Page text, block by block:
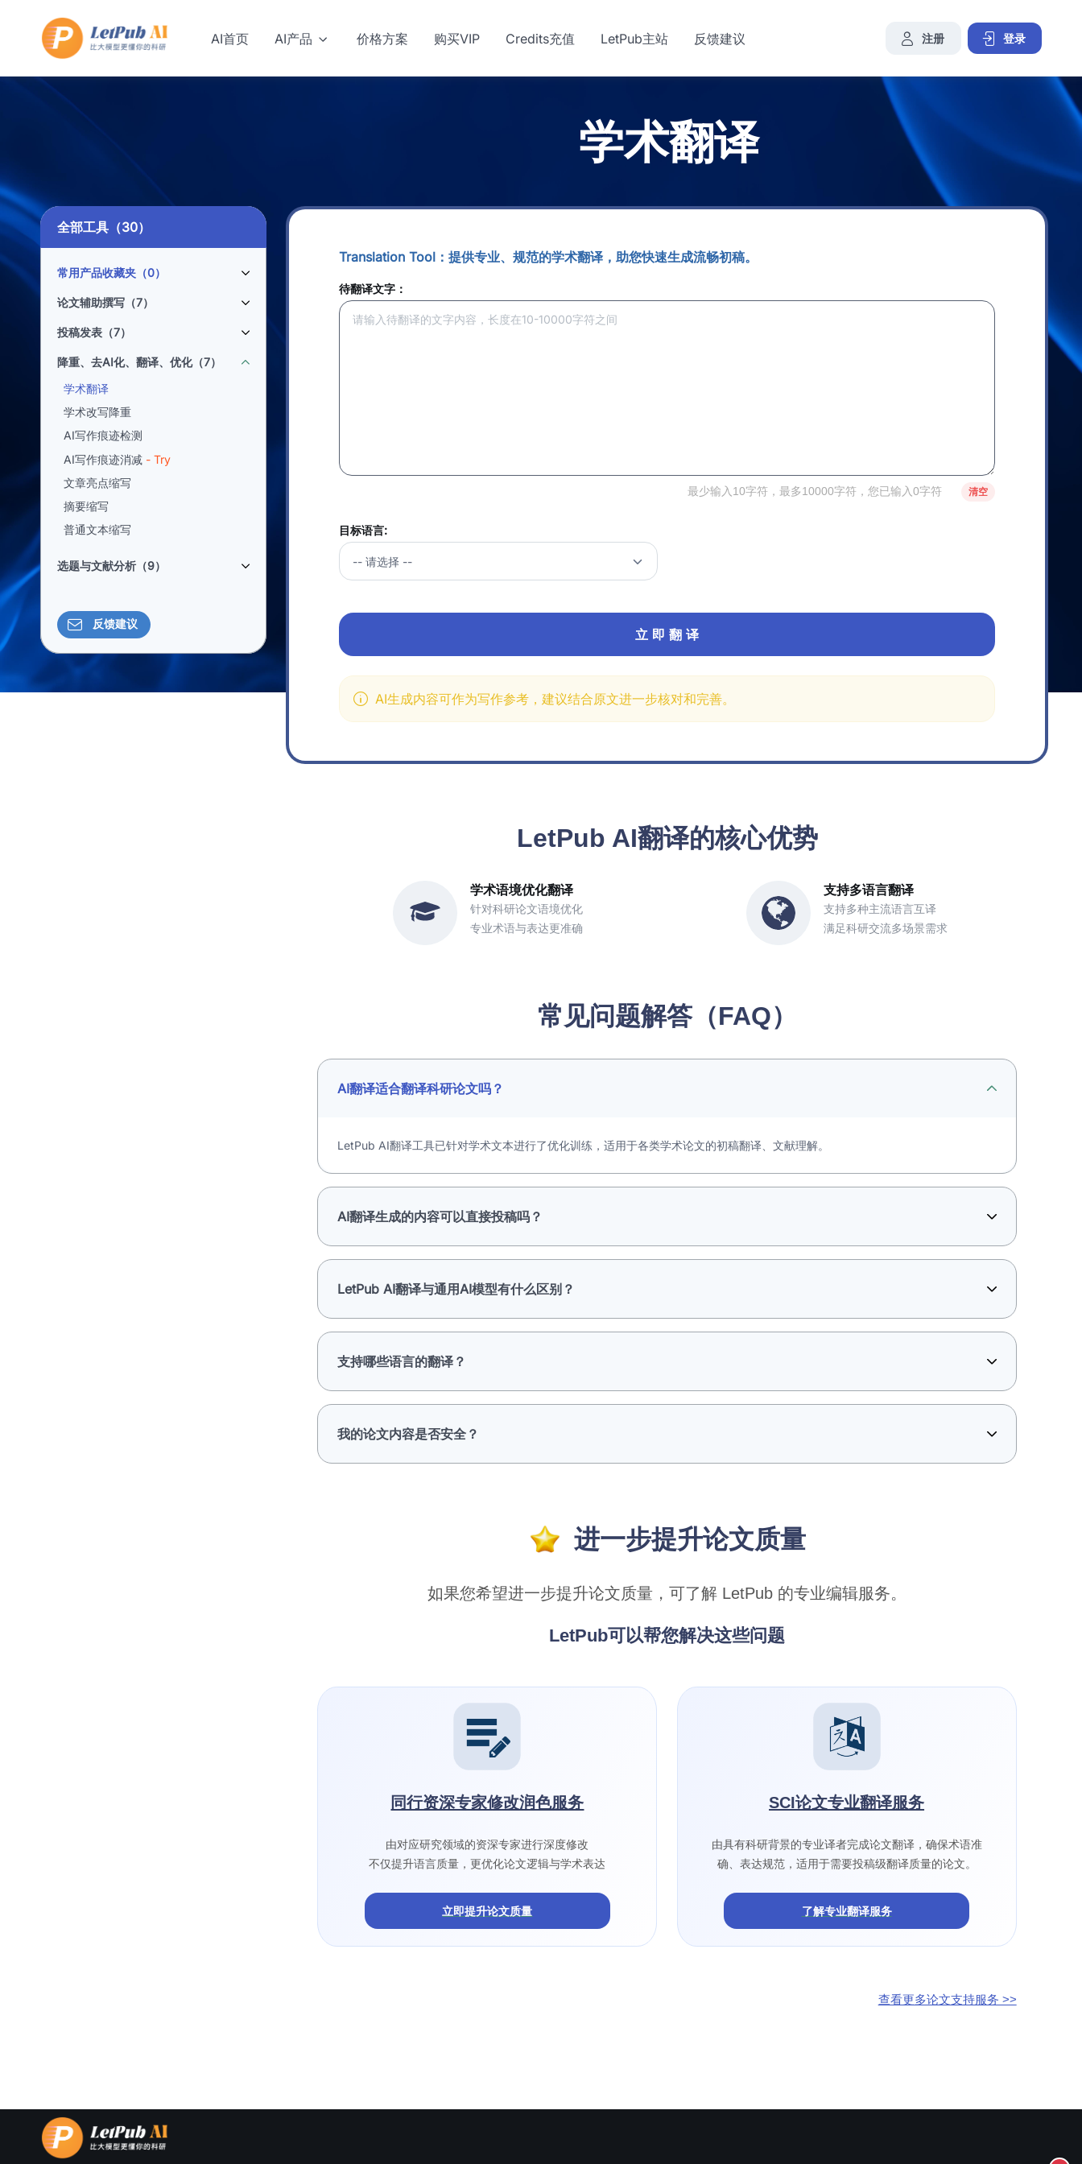
注册 登录
AI首页 AI产品 价格方案 购买VIP Credits充值 LetPub主站 反馈建议
全部工具（30）
常用产品收藏夹（0）
论文辅助撰写（7）
投稿发表（7）
降重、去AI化、翻译、优化（7）
学术翻译
学术改写降重
AI写作痕迹检测
AI写作痕迹消减- Try
文章亮点缩写
摘要缩写
普通文本缩写
选题与文献分析（9）
反馈建议
学术翻译
Translation Tool：提供专业、规范的学术翻译，助您快速生成流畅初稿。
待翻译文字：
最少输入10字符，最多10000字符，您已输入0字符 清空
目标语言:
立 即 翻 译
AI生成内容可作为写作参考，建议结合原文进一步核对和完善。
LetPub AI翻译的核心优势
学术语境优化翻译
针对科研论文语境优化
专业术语与表达更准确
支持多语言翻译
支持多种主流语言互译
满足科研交流多场景需求
常见问题解答（FAQ）
AI翻译适合翻译科研论文吗？
LetPub AI翻译工具已针对学术文本进行了优化训练，适用于各类学术论文的初稿翻译、文献理解。
AI翻译生成的内容可以直接投稿吗？
LetPub AI翻译与通用AI模型有什么区别？
支持哪些语言的翻译？
我的论文内容是否安全？
进一步提升论文质量
如果您希望进一步提升论文质量，可了解 LetPub 的专业编辑服务。
LetPub可以帮您解决这些问题
同行资深专家修改润色服务
由对应研究领域的资深专家进行深度修改
不仅提升语言质量，更优化论文逻辑与学术表达
立即提升论文质量
SCI论文专业翻译服务
由具有科研背景的专业译者完成论文翻译，确保术语准
确、表达规范，适用于需要投稿级翻译质量的论文。
了解专业翻译服务
查看更多论文支持服务 >>